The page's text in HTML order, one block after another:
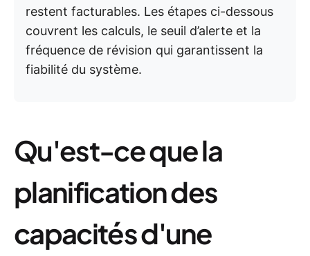
restent facturables. Les étapes ci-dessous
couvrent les calculs, le seuil d’alerte et la
fréquence de révision qui garantissent la
fiabilité du système.
Qu'est-ce que la
planification des
capacités d'une